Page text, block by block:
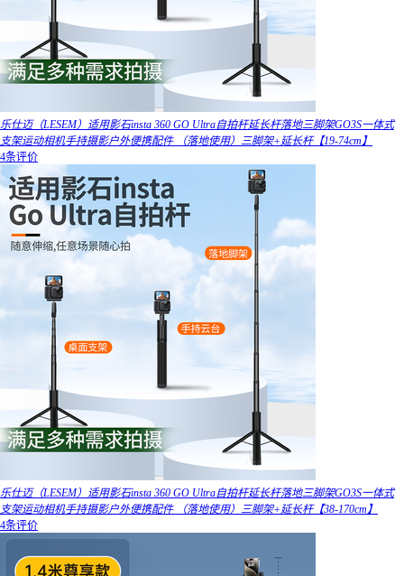
乐仕迈（LESEM）适用影石insta 360 GO Ultra自拍杆延长杆落地三脚架GO3S一体式
支架运动相机手持摄影户外便携配件 （落地使用）三脚架+延长杆【19-74cm】
4条评价
乐仕迈（LESEM）适用影石insta 360 GO Ultra自拍杆延长杆落地三脚架GO3S一体式
支架运动相机手持摄影户外便携配件 （落地使用）三脚架+延长杆【38-170cm】
4条评价